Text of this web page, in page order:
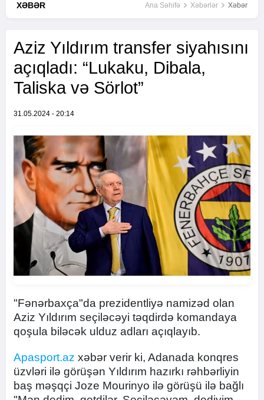
XƏBƏR Ana Səhifə Xəbərlər Xəbər
Aziz Yıldırım transfer siyahısını
açıqladı: “Lukaku, Dibala,
Taliska və Sörlot”
31.05.2024 - 20:14
"Fənərbaxça"da prezidentliyə namizəd olan
Aziz Yıldırım seçiləcəyi təqdirdə komandaya
qoşula biləcək ulduz adları açıqlayıb.
Apasport.az xəbər verir ki, Adanada konqres
üzvləri ilə görüşən Yıldırım hazırkı rəhbərliyin
baş məşqçi Joze Mourinyo ilə görüşü ilə bağlı